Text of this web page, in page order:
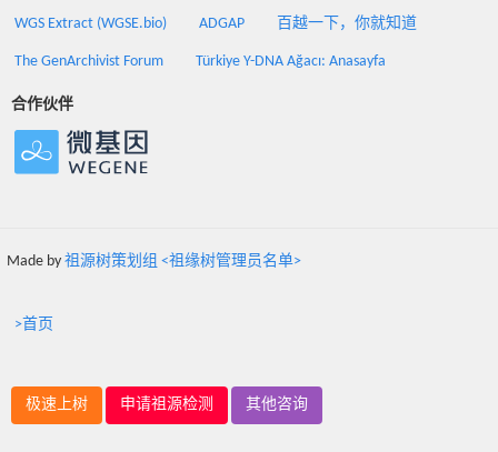
WGS Extract (WGSE.bio) ADGAP 百越一下，你就知道
The GenArchivist Forum Türkiye Y-DNA Ağacı: Anasayfa
合作伙伴
Made by 祖源树策划组 <祖缘树管理员名单>
>首页
极速上树 申请祖源检测 其他咨询